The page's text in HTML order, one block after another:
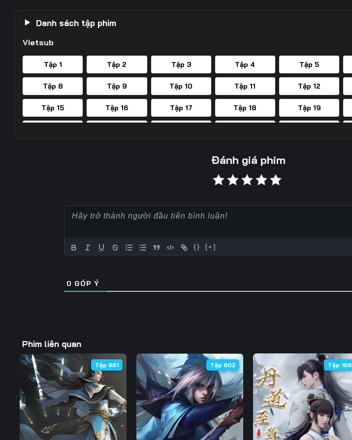
Danh sách tập phim
Vietsub
Tập 1 Tập 2 Tập 3 Tập 4 Tập 5
Tập 8 Tập 9 Tập 10 Tập 11 Tập 12
Tập 15 Tập 16 Tập 17 Tập 18 Tập 19
Tập 39
Đánh giá phim
{} [+]
0 GÓP Ý
Phim liên quan
Tập 661 Tập 602 Tập 168